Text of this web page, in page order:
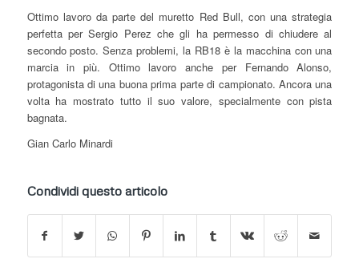
Ottimo lavoro da parte del muretto Red Bull, con una strategia
perfetta per Sergio Perez che gli ha permesso di chiudere al
secondo posto. Senza problemi, la RB18 è la macchina con una
marcia in più. Ottimo lavoro anche per Fernando Alonso,
protagonista di una buona prima parte di campionato. Ancora una
volta ha mostrato tutto il suo valore, specialmente con pista
bagnata.
Gian Carlo Minardi
Condividi questo articolo